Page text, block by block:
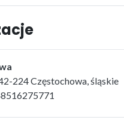
224 Częstochowa, śląskie